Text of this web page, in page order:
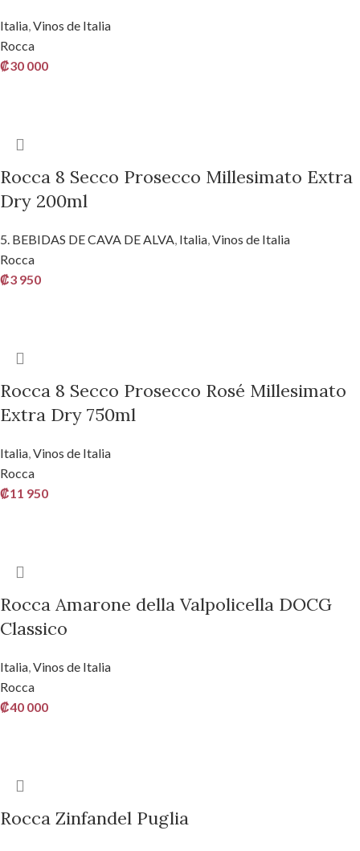
Italia,Vinos de Italia
Rocca
₡30 000
Rocca 8 Secco Prosecco Millesimato Extra
Dry 200ml
5. BEBIDAS DE CAVA DE ALVA, Italia,Vinos de Italia
Rocca
₡3 950
Rocca 8 Secco Prosecco Rosé Millesimato
Extra Dry 750ml
Italia,Vinos de Italia
Rocca
₡11 950
Rocca Amarone della Valpolicella DOCG
Classico
Italia,Vinos de Italia
Rocca
₡40 000
Rocca Zinfandel Puglia